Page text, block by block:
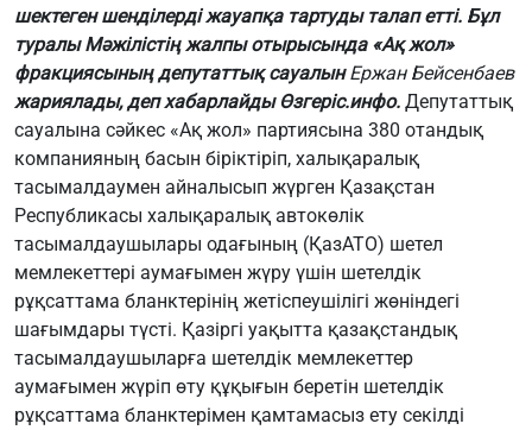
шектеген шенділерді жауапқа тартуды талап етті. Бұл
туралы Мәжілістің жалпы отырысында «Ақ жол»
фракциясының депутаттық сауалынЕржан Бейсенбаев
жариялады, деп хабарлайды Өзгеріс.инфо. Депутаттық
сауалына сәйкес «Ақ жол» партиясына 380 отандық
компанияның басын біріктіріп, халықаралық
тасымалдаумен айналысып жүрген Қазақстан
Республикасы халықаралық автокөлік
тасымалдаушылары одағының (ҚазАТО) шетел
мемлекеттері аумағымен жүру үшін шетелдік
рұқсаттама бланктерінің жетіспеушілігі жөніндегі
шағымдары түсті. Қазіргі уақытта қазақстандық
тасымалдаушыларға шетелдік мемлекеттер
аумағымен жүріп өту құқығын беретін шетелдік
рұқсаттама бланктерімен қамтамасыз ету секілді